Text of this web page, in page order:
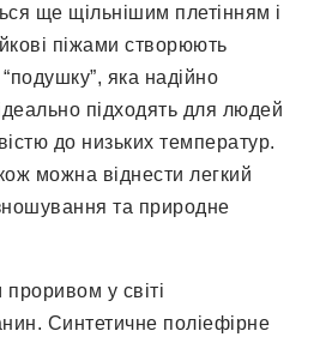
ще щільнішим плетінням і
піжами створюють
яка надійно
підходять для людей
до низьких температур.
можна віднести легкий
та природне
у світі
Синтетичне поліефірне